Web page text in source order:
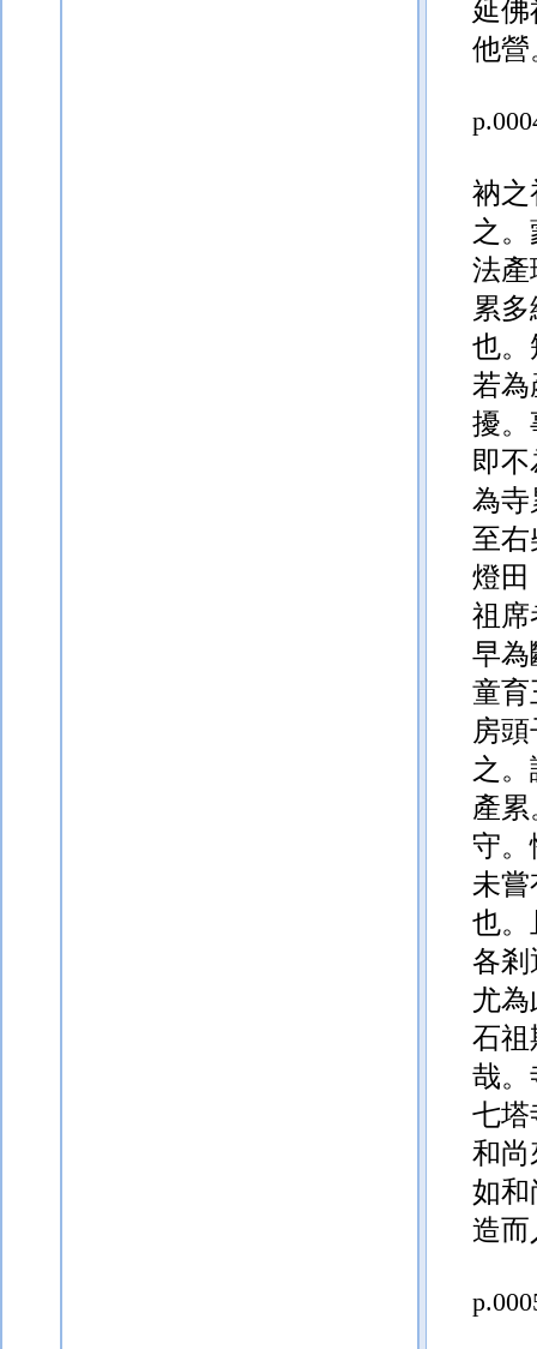
延
他營
衲之
之
法產
累多
也。
若
擾。
即
為寺
至
燈田
祖席
早為
童育
房
之
產
守。
未
也。
各剎
尤
石祖
哉。
七塔
和尚
如和
造而